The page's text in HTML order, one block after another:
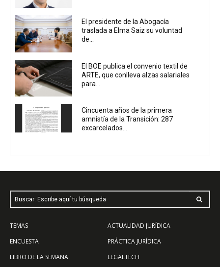
El presidente de la Abogacía
traslada a Elma Saiz su voluntad
de...
El BOE publica el convenio textil de
ARTE, que conlleva alzas salariales
para...
Cincuenta años de la primera
amnistía de la Transición: 287
excarcelados...
Buscar: Escribe aquí tu búsqueda
TEMAS
ENCUESTA
LIBRO DE LA SEMANA
ACTUALIDAD JURÍDICA
PRÁCTICA JURÍDICA
LEGALTECH